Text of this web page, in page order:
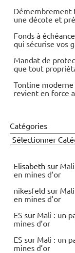
Démembrement
une décote et
Fonds à
qui sécurise vos
Mandat de
que tout
Tontine
revient en force
Catégories
Elisabeth sur
en mines d’or
nikesfeld sur
en mines d’or
ES sur Mali : un
mines d’or
ES sur Mali : un
mines d’or